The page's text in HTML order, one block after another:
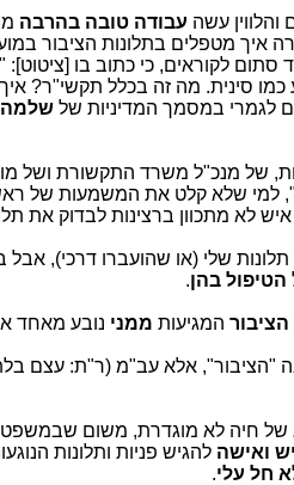
עשה עבודה טובה בהרבה
מטפלים בתלונות הציבור
לקוראים, כי כתוב בו
סינית. מה זה בכלל תקשי"ר?
לגמרי במסמך המדיניות שלשלמה
של מנכ"ל משרד התקשורת ושל
שלא קלט את המשמעות של ראשי
איש לא מתכוון ברצינות לבדוק את
הטיפול בהן.
המגיעות ממני נובע מאחד
"הציבור", אלא עב"מ (ר"ת: עצם
של חיה לא מוגדרת, משום
ואישה להגיש פניות ותלונות
חל עלי.